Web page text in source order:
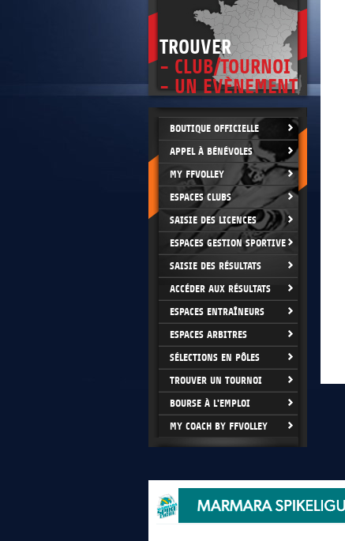
TROUVER
- CLUB/TOURNOI
- UN EVÈNEMENT
BOUTIQUE OFFICIELLE
APPEL À BÉNÉVOLES
MY FFVOLLEY
ESPACES CLUBS
SAISIE DES LICENCES
ESPACES GESTION SPORTIVE
SAISIE DES RÉSULTATS
ACCÉDER AUX RÉSULTATS
ESPACES ENTRAÎNEURS
ESPACES ARBITRES
SÉLECTIONS EN PÔLES
TROUVER UN TOURNOI
BOURSE À L'EMPLOI
MY COACH BY FFVOLLEY